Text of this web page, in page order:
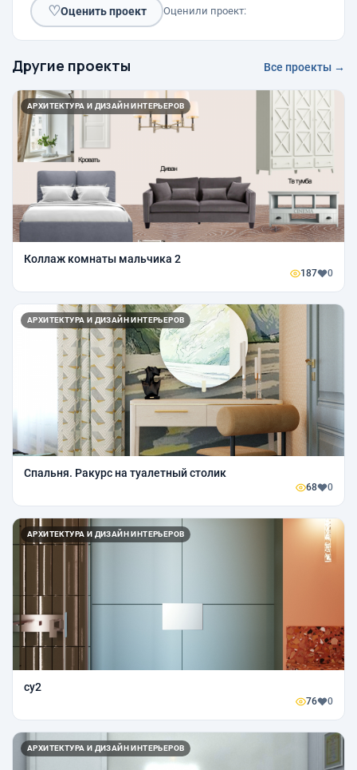
♡Оценить проект Оценили проект:
Другие проекты Все проекты →
АРХИТЕКТУРА И ДИЗАЙН ИНТЕРЬЕРОВ
Коллаж комнаты мальчика 2
187 0
АРХИТЕКТУРА И ДИЗАЙН ИНТЕРЬЕРОВ
Спальня. Ракурс на туалетный столик
68 0
АРХИТЕКТУРА И ДИЗАЙН ИНТЕРЬЕРОВ
су2
76 0
АРХИТЕКТУРА И ДИЗАЙН ИНТЕРЬЕРОВ